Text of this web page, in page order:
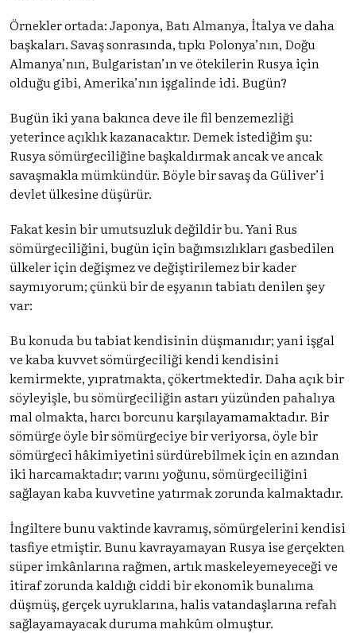
Örnekler ortada: Japonya, Batı Almanya, İtalya ve daha
başkaları. Savaş sonrasında, tıpkı Polonya’nın, Doğu
Almanya’nın, Bulgaristan’ın ve ötekilerin Rusya için
olduğu gibi, Amerika’nın işgalinde idi. Bugün?
Bugün iki yana bakınca deve ile fil benzemezliği
yeterince açıklık kazanacaktır. Demek istediğim şu:
Rusya sömürgeciliğine başkaldırmak ancak ve ancak
savaşmakla mümkündür. Böyle bir savaş da Güliver’i
devlet ülkesine düşürür.
Fakat kesin bir umutsuzluk değildir bu. Yani Rus
sömürgeciliğini, bugün için bağımsızlıkları gasbedilen
ülkeler için değişmez ve değiştirilemez bir kader
saymıyorum; çünkü bir de eşyanın tabiatı denilen şey
var:
Bu konuda bu tabiat kendisinin düşmanıdır; yani işgal
ve kaba kuvvet sömürgeciliği kendi kendisini
kemirmekte, yıpratmakta, çökertmektedir. Daha açık bir
söyleyişle, bu sömürgeciliğin astarı yüzünden pahalıya
mal olmakta, harcı borcunu karşılayamamaktadır. Bir
sömürge öyle bir sömürgeciye bir veriyorsa, öyle bir
sömürgeci hâkimiyetini sürdürebilmek için en azından
iki harcamaktadır; varını yoğunu, sömürgeciliğini
sağlayan kaba kuvvetine yatırmak zorunda kalmaktadır.
İngiltere bunu vaktinde kavramış, sömürgelerini kendisi
tasfiye etmiştir. Bunu kavrayamayan Rusya ise gerçekten
süper imkânlarına rağmen, artık maskeleyemeyeceği ve
itiraf zorunda kaldığı ciddi bir ekonomik bunalıma
düşmüş, gerçek uyruklarına, halis vatandaşlarına refah
sağlayamayacak duruma mahkûm olmuştur.